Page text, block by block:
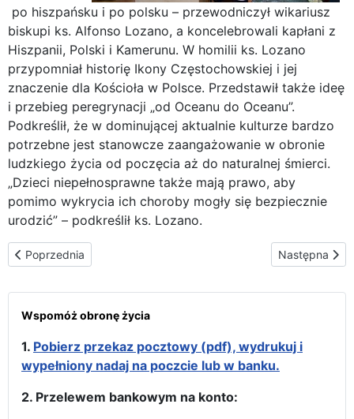
po hiszpańsku i po polsku – przewodniczył wikariusz
biskupi ks. Alfonso Lozano, a koncelebrowali kapłani z
Hiszpanii, Polski i Kamerunu. W homilii ks. Lozano
przypomniał historię Ikony Częstochowskiej i jej
znaczenie dla Kościoła w Polsce. Przedstawił także ideę
i przebieg peregrynacji „od Oceanu do Oceanu”.
Podkreślił, że w dominującej aktualnie kulturze bardzo
potrzebne jest stanowcze zaangażowanie w obronie
ludzkiego życia od poczęcia aż do naturalnej śmierci.
„Dzieci niepełnosprawne także mają prawo, aby
pomimo wykrycia ich choroby mogły się bezpiecznie
urodzić” – podkreślił ks. Lozano.
Poprzednia strona: Pomóżcie przygotować wystawę „od Oceanu
Poprzednia Następna
Następna
Wspomóż obronę życia
1. Pobierz przekaz pocztowy (pdf), wydrukuj i
wypełniony nadaj na poczcie lub w banku.
2. Przelewem bankowym na konto: